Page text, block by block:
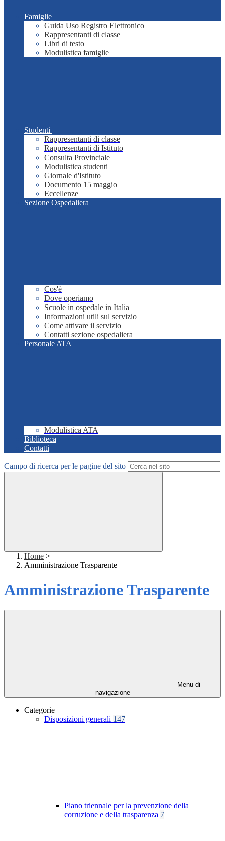
Famiglie
Guida Uso Registro Elettronico
Rappresentanti di classe
Libri di testo
Modulistica famiglie
Studenti
Rappresentanti di classe
Rappresentanti di Istituto
Consulta Provinciale
Modulistica studenti
Giornale d'Istituto
Documento 15 maggio
Eccellenze
Sezione Ospedaliera
Cos'è
Dove operiamo
Scuole in ospedale in Italia
Informazioni utili sul servizio
Come attivare il servizio
Contatti sezione ospedaliera
Personale ATA
Modulistica ATA
Biblioteca
Contatti
Campo di ricerca per le pagine del sito
Home >
Amministrazione Trasparente
Amministrazione Trasparente
Menu di
navigazione
Categorie
Disposizioni generali 147
Piano triennale per la prevenzione della
corruzione e della trasparenza 7